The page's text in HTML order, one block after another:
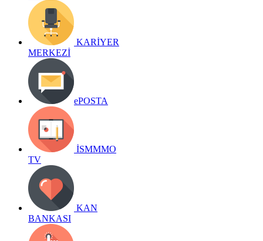
KARİYER
MERKEZİ
ePOSTA
İSMMMO
TV
KAN
BANKASI